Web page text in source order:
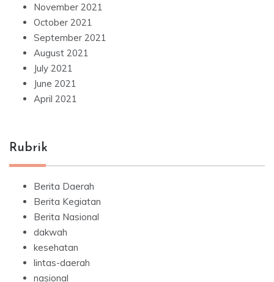
November 2021
October 2021
September 2021
August 2021
July 2021
June 2021
April 2021
Rubrik
Berita Daerah
Berita Kegiatan
Berita Nasional
dakwah
kesehatan
lintas-daerah
nasional